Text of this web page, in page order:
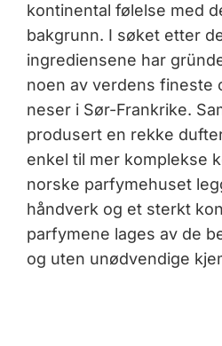
kontinental følelse med
bakgrunn. I søket etter
ingrediensene har
noen av verdens fineste
neser i Sør-Frankrike.
produsert en rekke
enkel til mer komplekse
norske parfymehuset
håndverk og et sterkt
parfymene lages av de
og uten unødvendige